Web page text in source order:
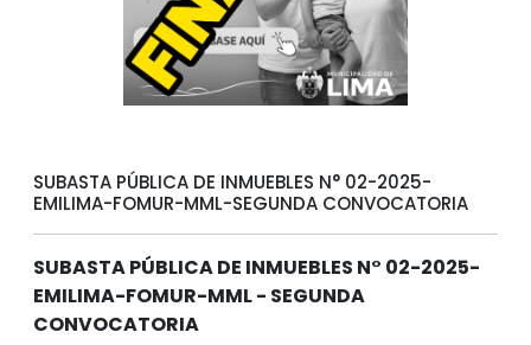
SUBASTA PÚBLICA DE INMUEBLES N° 02-2025-
EMILIMA-FOMUR-MML-SEGUNDA CONVOCATORIA
SUBASTA PÚBLICA DE INMUEBLES N° 02-2025-
EMILIMA-FOMUR-MML - SEGUNDA
CONVOCATORIA